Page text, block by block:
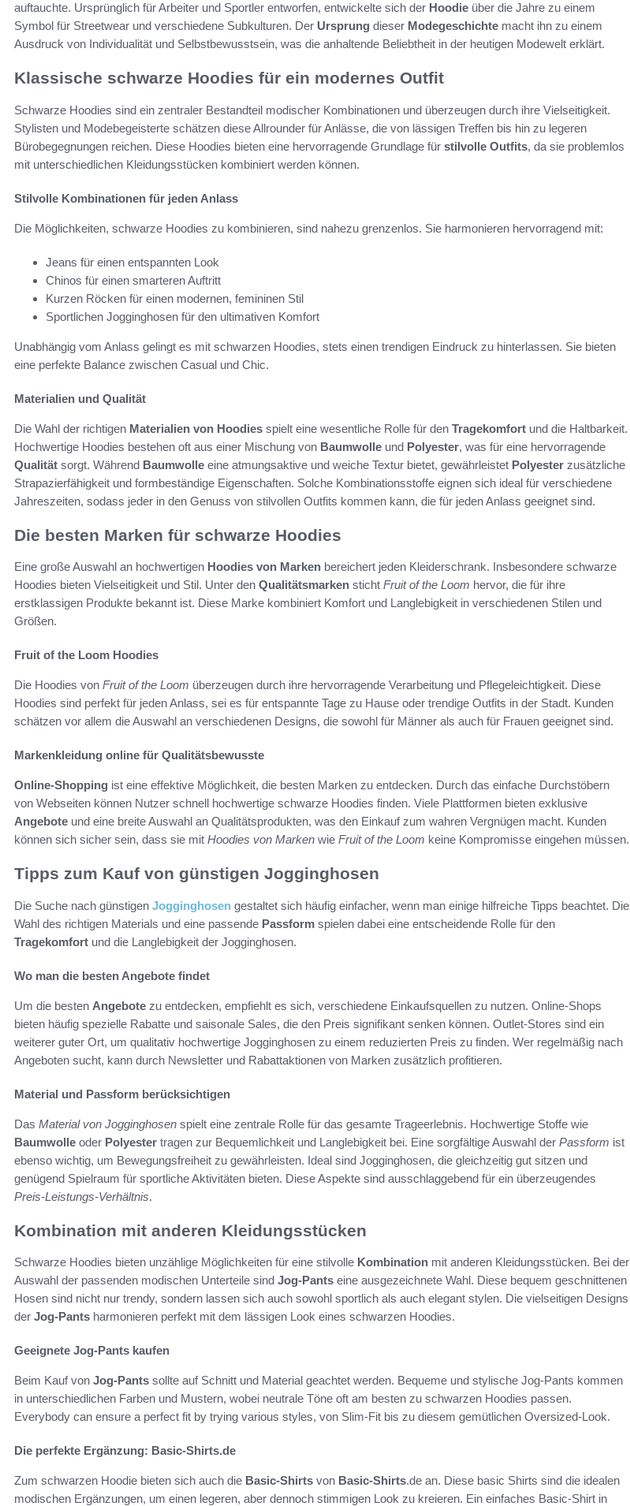
auftauchte. Ursprünglich für Arbeiter und Sportler entworfen, entwickelte sich der Hoodie über die Jahre zu einem
Symbol für Streetwear und verschiedene Subkulturen. Der Ursprung dieser Modegeschichte macht ihn zu einem
Ausdruck von Individualität und Selbstbewusstsein, was die anhaltende Beliebtheit in der heutigen Modewelt erklärt.
Klassische schwarze Hoodies für ein modernes Outfit
Schwarze Hoodies sind ein zentraler Bestandteil modischer Kombinationen und überzeugen durch ihre Vielseitigkeit.
Stylisten und Modebegeisterte schätzen diese Allrounder für Anlässe, die von lässigen Treffen bis hin zu legeren
Bürobegegnungen reichen. Diese Hoodies bieten eine hervorragende Grundlage für stilvolle Outfits, da sie problemlos
mit unterschiedlichen Kleidungsstücken kombiniert werden können.
Stilvolle Kombinationen für jeden Anlass
Die Möglichkeiten, schwarze Hoodies zu kombinieren, sind nahezu grenzenlos. Sie harmonieren hervorragend mit:
Jeans für einen entspannten Look
Chinos für einen smarteren Auftritt
Kurzen Röcken für einen modernen, femininen Stil
Sportlichen Jogginghosen für den ultimativen Komfort
Unabhängig vom Anlass gelingt es mit schwarzen Hoodies, stets einen trendigen Eindruck zu hinterlassen. Sie bieten
eine perfekte Balance zwischen Casual und Chic.
Materialien und Qualität
Die Wahl der richtigen Materialien von Hoodies spielt eine wesentliche Rolle für den Tragekomfort und die Haltbarkeit.
Hochwertige Hoodies bestehen oft aus einer Mischung von Baumwolle und Polyester, was für eine hervorragende
Qualität sorgt. Während Baumwolle eine atmungsaktive und weiche Textur bietet, gewährleistet Polyester zusätzliche
Strapazierfähigkeit und formbeständige Eigenschaften. Solche Kombinationsstoffe eignen sich ideal für verschiedene
Jahreszeiten, sodass jeder in den Genuss von stilvollen Outfits kommen kann, die für jeden Anlass geeignet sind.
Die besten Marken für schwarze Hoodies
Eine große Auswahl an hochwertigen Hoodies von Marken bereichert jeden Kleiderschrank. Insbesondere schwarze
Hoodies bieten Vielseitigkeit und Stil. Unter den Qualitätsmarken sticht Fruit of the Loom hervor, die für ihre
erstklassigen Produkte bekannt ist. Diese Marke kombiniert Komfort und Langlebigkeit in verschiedenen Stilen und
Größen.
Fruit of the Loom Hoodies
Die Hoodies von Fruit of the Loom überzeugen durch ihre hervorragende Verarbeitung und Pflegeleichtigkeit. Diese
Hoodies sind perfekt für jeden Anlass, sei es für entspannte Tage zu Hause oder trendige Outfits in der Stadt. Kunden
schätzen vor allem die Auswahl an verschiedenen Designs, die sowohl für Männer als auch für Frauen geeignet sind.
Markenkleidung online für Qualitätsbewusste
Online-Shopping ist eine effektive Möglichkeit, die besten Marken zu entdecken. Durch das einfache Durchstöbern
von Webseiten können Nutzer schnell hochwertige schwarze Hoodies finden. Viele Plattformen bieten exklusive
Angebote und eine breite Auswahl an Qualitätsprodukten, was den Einkauf zum wahren Vergnügen macht. Kunden
können sich sicher sein, dass sie mit Hoodies von Marken wie Fruit of the Loom keine Kompromisse eingehen müssen.
Tipps zum Kauf von günstigen Jogginghosen
Die Suche nach günstigen Jogginghosen gestaltet sich häufig einfacher, wenn man einige hilfreiche Tipps beachtet. Die
Wahl des richtigen Materials und eine passende Passform spielen dabei eine entscheidende Rolle für den
Tragekomfort und die Langlebigkeit der Jogginghosen.
Wo man die besten Angebote findet
Um die besten Angebote zu entdecken, empfiehlt es sich, verschiedene Einkaufsquellen zu nutzen. Online-Shops
bieten häufig spezielle Rabatte und saisonale Sales, die den Preis signifikant senken können. Outlet-Stores sind ein
weiterer guter Ort, um qualitativ hochwertige Jogginghosen zu einem reduzierten Preis zu finden. Wer regelmäßig nach
Angeboten sucht, kann durch Newsletter und Rabattaktionen von Marken zusätzlich profitieren.
Material und Passform berücksichtigen
Das Material von Jogginghosen spielt eine zentrale Rolle für das gesamte Trageerlebnis. Hochwertige Stoffe wie
Baumwolle oder Polyester tragen zur Bequemlichkeit und Langlebigkeit bei. Eine sorgfältige Auswahl der Passform ist
ebenso wichtig, um Bewegungsfreiheit zu gewährleisten. Ideal sind Jogginghosen, die gleichzeitig gut sitzen und
genügend Spielraum für sportliche Aktivitäten bieten. Diese Aspekte sind ausschlaggebend für ein überzeugendes
Preis-Leistungs-Verhältnis.
Kombination mit anderen Kleidungsstücken
Schwarze Hoodies bieten unzählige Möglichkeiten für eine stilvolle Kombination mit anderen Kleidungsstücken. Bei der
Auswahl der passenden modischen Unterteile sind Jog-Pants eine ausgezeichnete Wahl. Diese bequem geschnittenen
Hosen sind nicht nur trendy, sondern lassen sich auch sowohl sportlich als auch elegant stylen. Die vielseitigen Designs
der Jog-Pants harmonieren perfekt mit dem lässigen Look eines schwarzen Hoodies.
Geeignete Jog-Pants kaufen
Beim Kauf von Jog-Pants sollte auf Schnitt und Material geachtet werden. Bequeme und stylische Jog-Pants kommen
in unterschiedlichen Farben und Mustern, wobei neutrale Töne oft am besten zu schwarzen Hoodies passen.
Everybody can ensure a perfect fit by trying various styles, von Slim-Fit bis zu diesem gemütlichen Oversized-Look.
Die perfekte Ergänzung: Basic-Shirts.de
Zum schwarzen Hoodie bieten sich auch die Basic-Shirts von Basic-Shirts.de an. Diese basic Shirts sind die idealen
modischen Ergänzungen, um einen legeren, aber dennoch stimmigen Look zu kreieren. Ein einfaches Basic-Shirt in